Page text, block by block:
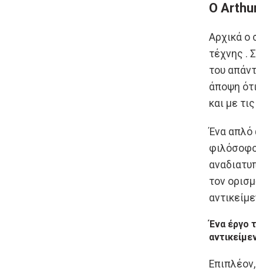
Ο
Αρχικά ο
τέχνης .
του
άποψη
και με
Ένα απλό
τον
Ένα έργο